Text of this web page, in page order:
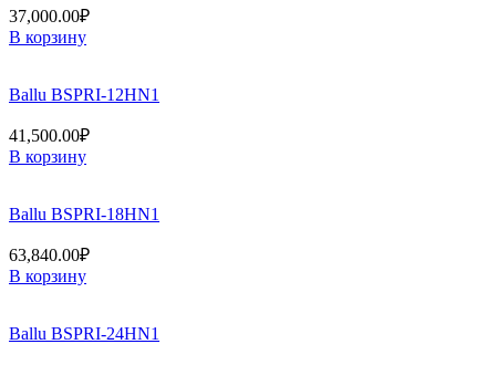
37,000.00₽
В корзину
Ballu BSPRI-12HN1
41,500.00₽
В корзину
Ballu BSPRI-18HN1
63,840.00₽
В корзину
Ballu BSPRI-24HN1